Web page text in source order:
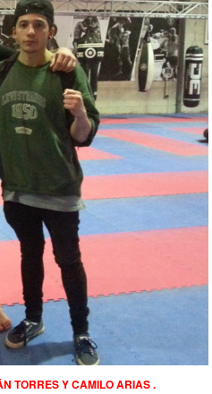
TORRES Y CAMILO ARIAS .